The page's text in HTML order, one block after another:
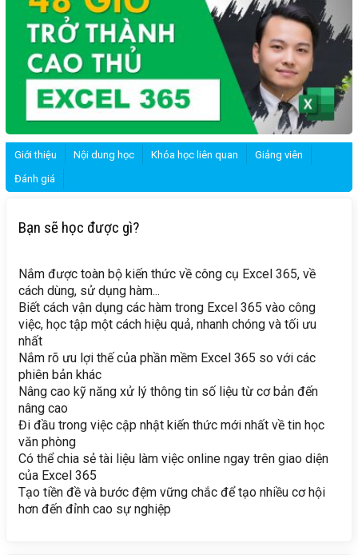
Giới thiệu Nội dung học Khóa học liên quan
Giảng viên
Đánh giá
Bạn sẽ học được gì?
Nắm được toàn bộ kiến thức về công cụ Excel 365, về
cách dùng, sử dụng hàm...
Biết cách vận dụng các hàm trong Excel 365 vào công
việc, học tập một cách hiệu quả, nhanh chóng và tối ưu
nhất
Nắm rõ ưu lợi thế của phần mềm Excel 365 so với các
phiên bản khác
Nâng cao kỹ năng xử lý thông tin số liệu từ cơ bản đến
nâng cao
Đi đầu trong việc cập nhật kiến thức mới nhất về tin học
văn phòng
Có thể chia sẻ tài liệu làm việc online ngay trên giao diện
của Excel 365
Tạo tiền đề và bước đệm vững chắc để tạo nhiều cơ hội
hơn đến đỉnh cao sự nghiệp